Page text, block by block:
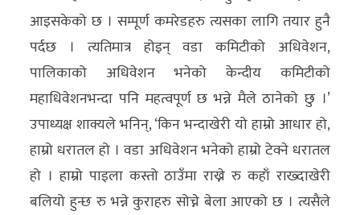
ग्यालरी
भिडियो
आइसकेको छ । सम्पूर्ण कमरेडहरु त्यसका लागि तयार हुनै
पर्दछ । त्यतिमात्र होइन् वडा कमिटीको अधिवेशन,
पालिकाको अधिवेशन भनेको केन्दीय कमिटीको
महाधिवेशनभन्दा पनि महत्वपूर्ण छ भन्ने मैले ठानेको छु ।’
उपाध्यक्ष शाक्यले भनिन्, ‘किन भन्दाखेरी यो हाम्रो आधार हो,
हाम्रो धरातल हो । वडा अधिवेशन भनेको हाम्रो टेक्ने धरातल
हो । हाम्रो पाइला कस्तो ठाउँमा राख्ने रु कहाँ राख्दाखेरी
बलियो हुन्छ रु भन्ने कुराहरु सोच्ने बेला आएको छ । त्यसैले